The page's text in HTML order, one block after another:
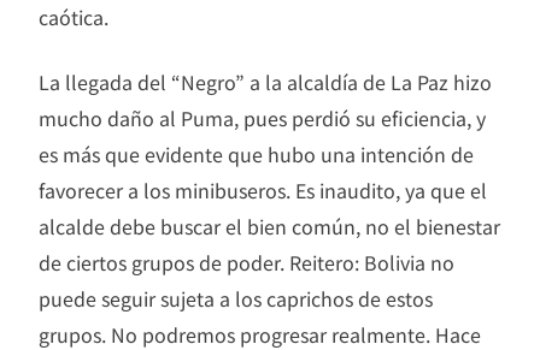
caótica.
La llegada del “Negro” a la alcaldía de La Paz hizo
mucho daño al Puma, pues perdió su eficiencia, y
es más que evidente que hubo una intención de
favorecer a los minibuseros. Es inaudito, ya que el
alcalde debe buscar el bien común, no el bienestar
de ciertos grupos de poder. Reitero: Bolivia no
puede seguir sujeta a los caprichos de estos
grupos. No podremos progresar realmente. Hace